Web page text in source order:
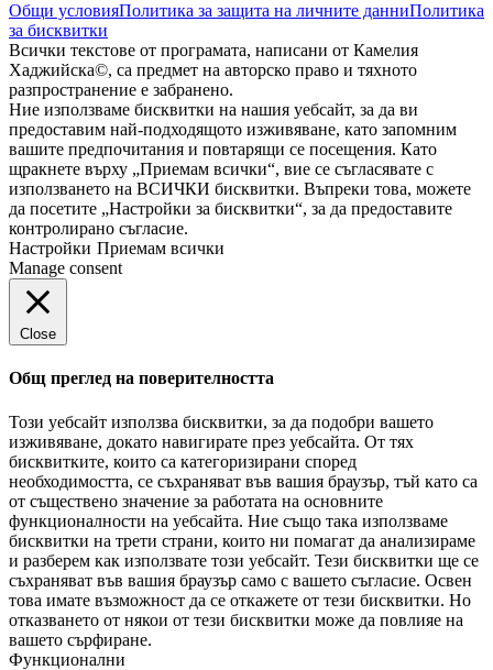
Общи условияПолитика за защита на личните данниПолитика
за бисквитки
Всички текстове от програмата, написани от Камелия
Хаджийска©, са предмет на авторско право и тяхното
разпространение е забранено.
Ние използваме бисквитки на нашия уебсайт, за да ви
предоставим най-подходящото изживяване, като запомним
вашите предпочитания и повтарящи се посещения. Като
щракнете върху „Приемам всички“, вие се съгласявате с
използването на ВСИЧКИ бисквитки. Въпреки това, можете
да посетите „Настройки за бисквитки“, за да предоставите
контролирано съгласие.
Настройки Приемам всички
Manage consent
Close
Общ преглед на поверителността
Този уебсайт използва бисквитки, за да подобри вашето
изживяване, докато навигирате през уебсайта. От тях
бисквитките, които са категоризирани според
необходимостта, се съхраняват във вашия браузър, тъй като са
от съществено значение за работата на основните
функционалности на уебсайта. Ние също така използваме
бисквитки на трети страни, които ни помагат да анализираме
и разберем как използвате този уебсайт. Тези бисквитки ще се
съхраняват във вашия браузър само с вашето съгласие. Освен
това имате възможност да се откажете от тези бисквитки. Но
отказването от някои от тези бисквитки може да повлияе на
вашето сърфиране.
Функционални